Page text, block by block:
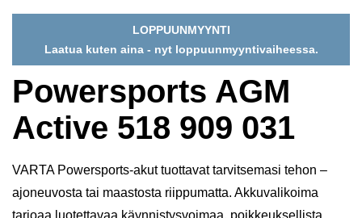
LOPPUUNMYYNTI
Laatua kuten aina - nyt loppuunmyyntivaiheessa.
Powersports AGM
Active 518 909 031
VARTA Powersports-akut tuottavat tarvitsemasi tehon –
ajoneuvosta tai maastosta riippumatta. Akkuvalikoima
tarjoaa luotettavaa käynnistysvoimaa, poikkeuksellista